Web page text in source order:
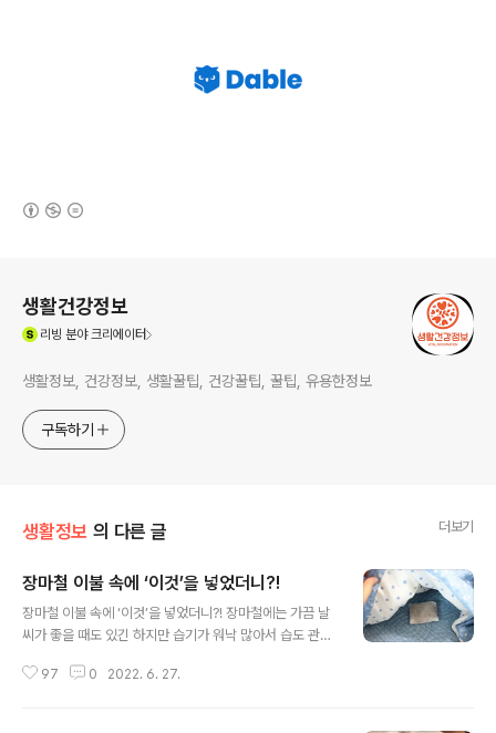
생활건강정보
리빙 분야 크리에이터
생활정보, 건강정보, 생활꿀팁, 건강꿀팁, 꿀팁, 유용한정보
구독하기
생활정보 의 다른 글 더보기
장마철 이불 속에 ‘이것’을 넣었더니?!
장마철 이불 속에 ‘이것’을 넣었더니?! 장마철에는 가끔 날
씨가 좋을 때도 있긴 하지만 습기가 워낙 많아서 습도 관리
이불 관리 꿀팁을 준비했어요. 본격적인 장마가 시작되고
97 0 2022. 6. 27.